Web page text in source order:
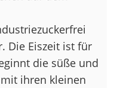
Die Eiszeit ist für
die süße und
ihren kleinen